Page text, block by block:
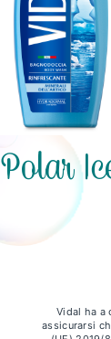
Polar
Vidal ha a
assicurarsi